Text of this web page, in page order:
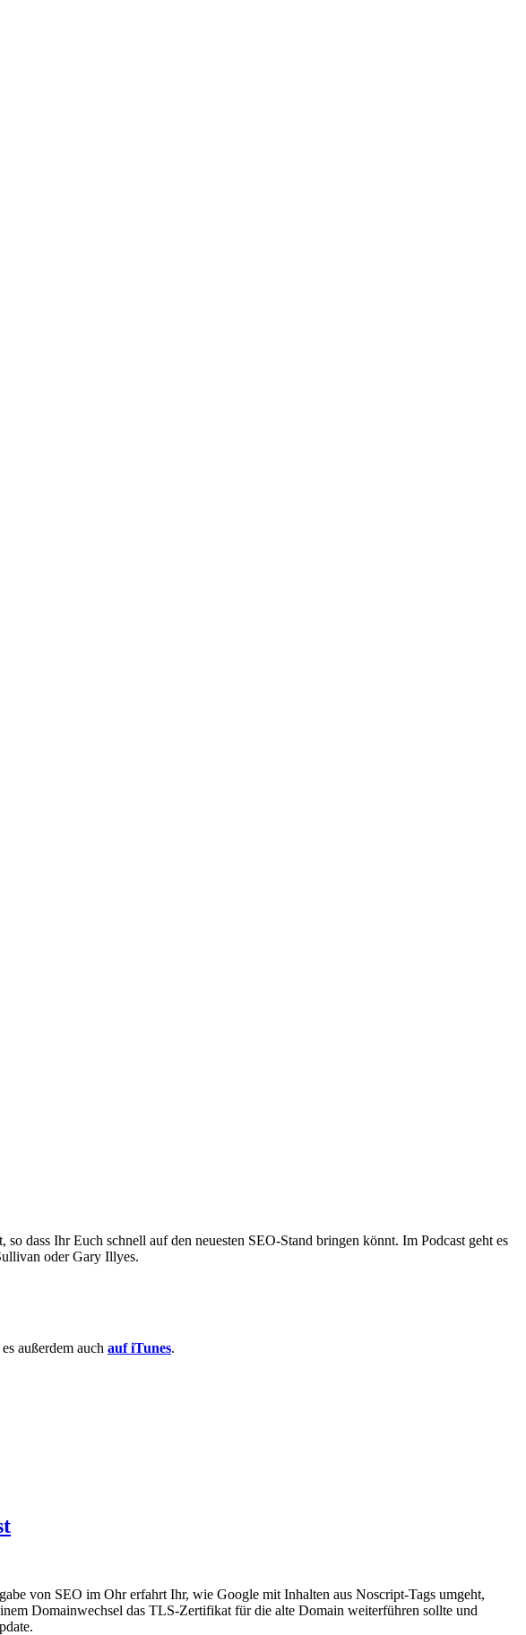
dass Ihr Euch schnell auf den neuesten SEO-Stand bringen könnt. Im Podcast geht es
oder Gary Illyes.
außerdem auch auf iTunes.
von SEO im Ohr erfahrt Ihr, wie Google mit Inhalten aus Noscript-Tags umgeht,
Domainwechsel das TLS-Zertifikat für die alte Domain weiterführen sollte und